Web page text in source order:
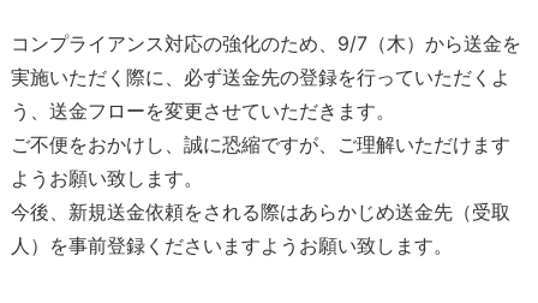
コンプライアンス対応の強化のため、9/7（木）から送金を
実施いただく際に、必ず送金先の登録を行っていただくよ
う、送金フローを変更させていただきます。
ご不便をおかけし、誠に恐縮ですが、ご理解いただけます
ようお願い致します。
今後、新規送金依頼をされる際はあらかじめ送金先（受取
人）を事前登録くださいますようお願い致します。